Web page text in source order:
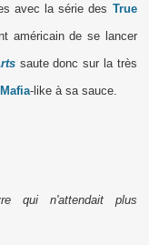
avec la série des True
américain de se lancer
saute donc sur la très
Mafia-like à sa sauce.
qui n'attendait plus